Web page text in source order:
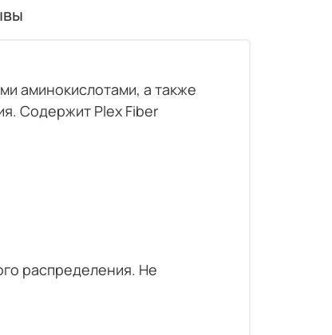
аминокислотами, а также
Содержит Plex Fiber
распределения. Не